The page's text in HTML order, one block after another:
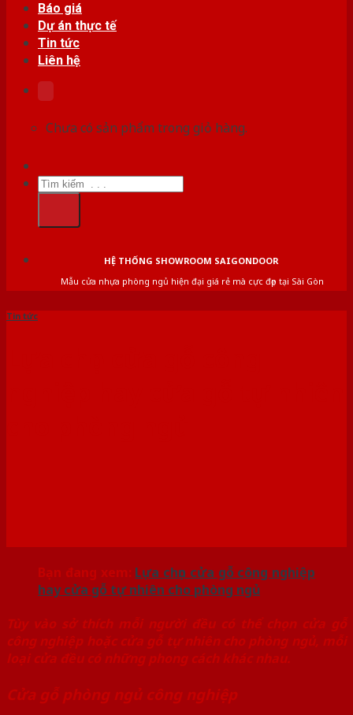
Báo giá
Dự án thực tế
Tin tức
Liên hệ
Chưa có sản phẩm trong giỏ hàng.
Tìm
kiếm:
HỆ THỐNG SHOWROOM SAIGONDOOR
Mẫu cửa nhựa phòng ngủ hiện đại giá rẻ mà cực đẹp tại Sài Gòn
Tin tức
Bạn đang xem: Lựa chọn cửa gỗ công nghiệp
hay cửa gỗ tự nhiên cho phòng ngủ
Tùy vào sở thích mỗi người đều có thể chọn cửa gỗ
công nghiệp hoặc cửa gỗ tự nhiên cho phòng ngủ, mỗi
loại cửa đều có những phong cách khác nhau.
Cửa gỗ phòng ngủ công nghiệp